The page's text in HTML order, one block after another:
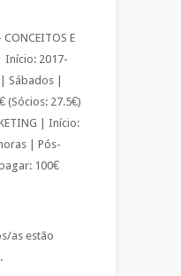
CONCEITOS E
Início: 2017-
Sábados |
(Sócios: 27.5€)
| Início:
| Pós-
100€
as estão